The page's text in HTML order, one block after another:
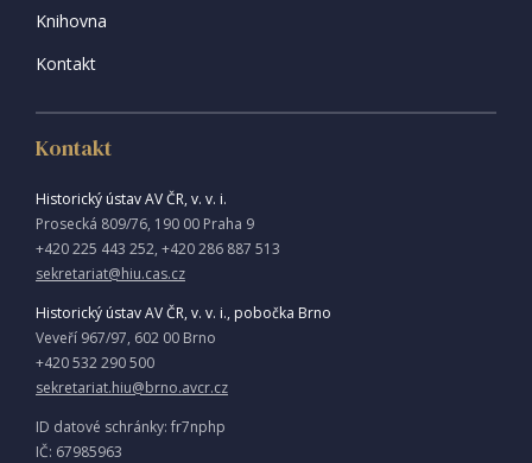
Knihovna
Kontakt
Kontakt
Historický ústav AV ČR, v. v. i.
Prosecká 809/76, 190 00 Praha 9
+420 225 443 252, +420 286 887 513
sekretariat@hiu.cas.cz
Historický ústav AV ČR, v. v. i., pobočka Brno
Veveří 967/97, 602 00 Brno
+420 532 290 500
sekretariat.hiu@brno.avcr.cz
ID datové schránky: fr7nphp
IČ: 67985963